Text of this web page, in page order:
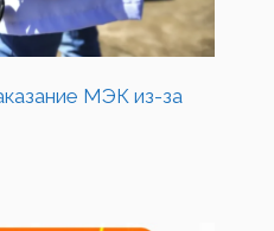
МЭК из-за